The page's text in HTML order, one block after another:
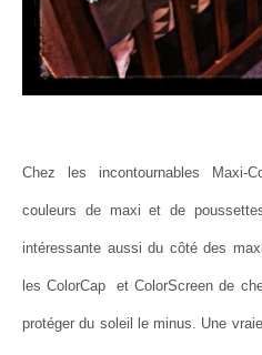
Chez les incontournables Maxi-
couleurs de maxi et de
intéressante aussi du côté des
les ColorCap et ColorScreen de
protéger du soleil le minus. Une